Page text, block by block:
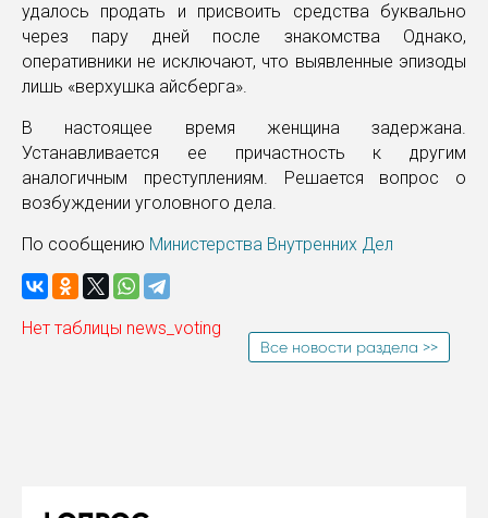
удалось продать и присвоить средства буквально
через пару дней после знакомства Однако,
оперативники не исключают, что выявленные эпизоды
лишь «верхушка айсберга».
В настоящее время женщина задержана.
Устанавливается ее причастность к другим
аналогичным преступлениям. Решается вопрос о
возбуждении уголовного дела.
По сообщению Министерства Внутренних Дел
Нет таблицы news_voting
Все новости раздела >>